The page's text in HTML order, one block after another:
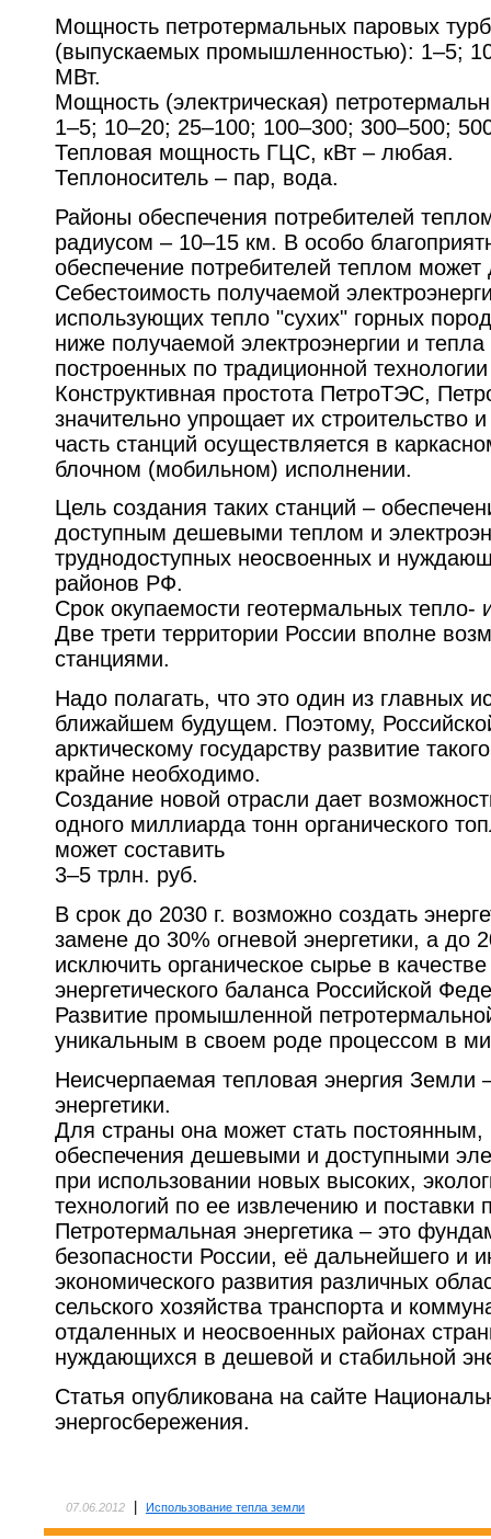
Мощность петротермальных паровых
(выпускаемых промышленностью): 1–5;
МВт.
Мощность (электрическая)
1–5; 10–20; 25–100; 100–300; 300–500;
Тепловая мощность ГЦС, кВт – любая.
Теплоноситель – пар, вода.
Районы обеспечения потребителей
радиусом – 10–15 км. В особо
обеспечение потребителей теплом может
Себестоимость получаемой
использующих тепло "сухих" горных
ниже получаемой электроэнергии и тепла
построенных по традиционной
Конструктивная простота ПетроТЭС,
значительно упрощает их строительство
часть станций осуществляется в
блочном (мобильном) исполнении.
Цель создания таких станций –
доступным дешевыми теплом и
труднодоступных неосвоенных и
районов РФ.
Срок окупаемости геотермальных тепло-
Две трети территории России вполне
станциями.
Надо полагать, что это один из главных
ближайшем будущем. Поэтому,
арктическому государству развитие
крайне необходимо.
Создание новой отрасли дает
одного миллиарда тонн органического
может составить
3–5 трлн. руб.
В срок до 2030 г. возможно создать
замене до 30% огневой энергетики, а до
исключить органическое сырье в
энергетического баланса Российской
Развитие промышленной
уникальным в своем роде процессом в
Неисчерпаемая тепловая энергия Земли
энергетики.
Для страны она может стать
обеспечения дешевыми и доступными
при использовании новых высоких,
технологий по ее извлечению и поставки
Петротермальная энергетика – это
безопасности России, её дальнейшего и
экономического развития различных
сельского хозяйства транспорта и
отдаленных и неосвоенных районах
нуждающихся в дешевой и стабильной
Статья опубликована на сайте
энергосбережения.
07.06.2012 Использование тепла земли